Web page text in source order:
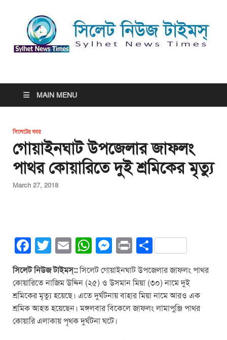
সিলেট নিউজ টাইমস্ | Sylhet
News Times
MAIN MENU
সিলেটের খবর
গোয়াইনঘাট উপজেলার জাফলং
পাথর কোয়ারিতে দুই শ্রমিকের মৃত্যু
March 27, 2018
F
a
c
e
b
o
T
wi
tt
er
E
m
ail
W
h
at
s
A
p
M
e
ss
e
n
g
Pr
in
t
S
ar
e
সিলেট নিউজ টাইমস্::সিলেট গোয়াইনঘাট উপজেলার জাফলং পাথর
কোয়ারিতে নাজিম উদ্দিন (২৫) ও উসমান মিয়া (৩০) নামে দুই
শ্রমিকের মৃত্যু হয়েছে। এতে দুর্ঘটনায় বাহার মিয়া নামে আরও এক
শ্রমিক আহত হয়েছেন। মঙ্গলবার বিকেলে জাফলং লামাপুঞ্জি পাথর
কোয়ারি এলাকায় পৃথক দুর্ঘটনা ঘটে।